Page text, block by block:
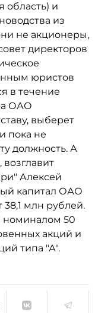
область) и
из
не акционеры,
директоров
юристов
в течение
ОАО
выберет
пока не
должность. А
возглавит
Алексей
капитал ОАО
38,1 млн рублей.
номиналом 50
акций и
типа "А".